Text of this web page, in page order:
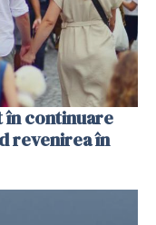
în continuare
revenirea în